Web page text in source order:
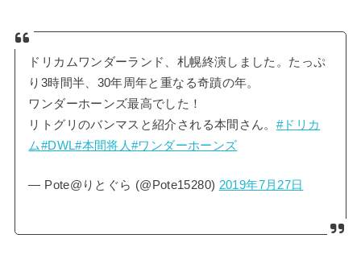
ドリカムワンダーランド、札幌終演しました。たっぷ
り3時間半、30年周年と重なる奇蹟の年。
ワンダーホーンズ最高でした！
リトグリのバンマスと紹介される本間さん。 #ドリカ
ム#DWL#本間将人#ワンダーホーンズ
— Pote@りとぐら (@Pote15280) 2019年7月27日